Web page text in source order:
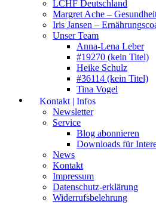
LCHF Deutschland
Margret Ache –
Iris Jansen –
Unser Team
Anna-Lena Leber
#19270 (kein Titel)
Heike Schulz
#36114 (kein Titel)
Tina Vogel
Kontakt | Infos
Newsletter
Service
Blog abonnieren
Downloads für
News
Kontakt
Impressum
Datenschutz-erklärung
Widerrufsbelehrung